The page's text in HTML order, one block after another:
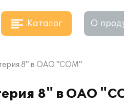
Каталог О
8" в ОАО "СОМ"
8" в ОАО